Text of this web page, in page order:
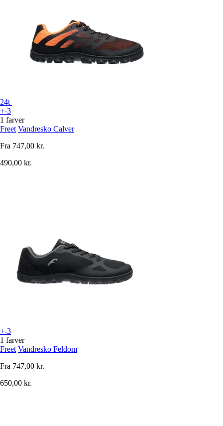
24t
+-3
1 farver
Freet Vandresko Calver
Fra 747,00 kr.
490,00 kr.
+-3
1 farver
Freet Vandresko Feldom
Fra 747,00 kr.
650,00 kr.